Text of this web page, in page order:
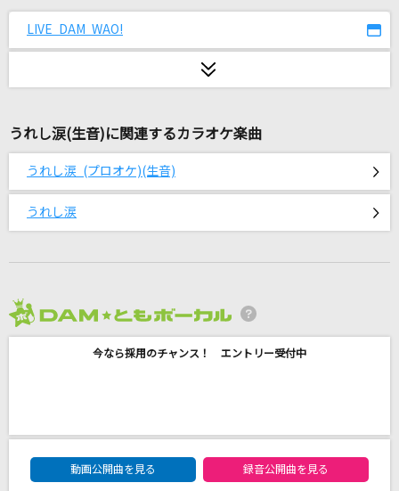
不可幸力
馬鹿
ダイヤノカガヤキ
七海うらら
PRINCESS PRINCESS
LIVE DAM WAO!
うれし涙(生音)に関連するカラオケ楽曲
うれし涙 (プロオケ)(生音)
うれし涙
今なら採用のチャンス！ エントリー受付中
DAM★ともボーカルエントリーランキング
動画公開曲を見る
録音公開曲を見る